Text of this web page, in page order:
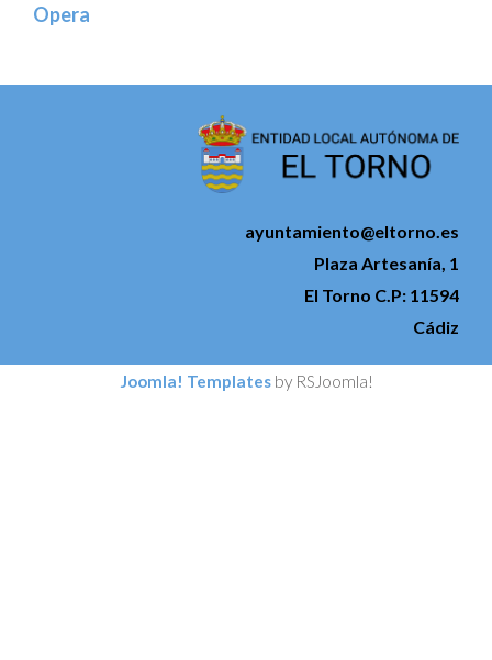
Opera
ayuntamiento@eltorno.es
Plaza Artesanía, 1
El Torno C.P: 11594
Cádiz
Joomla! Templatesby RSJoomla!